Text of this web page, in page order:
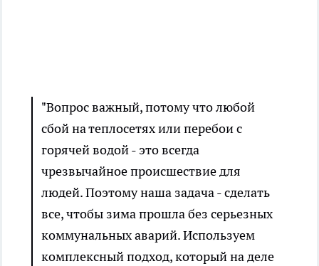
"Вопрос важный, потому что любой
сбой на теплосетях или перебои с
горячей водой - это всегда
чрезвычайное происшествие для
людей. Поэтому наша задача - сделать
все, чтобы зима прошла без серьезных
коммунальных аварий. Используем
комплексный подход, который на деле